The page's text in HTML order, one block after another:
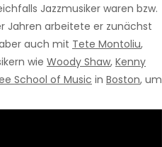
Jazzmusiker waren bzw.
Jahren arbeitete er zunächst
auch mit Tete Montoliu,
wie Woody Shaw, Kenny
School of Music in Boston, um